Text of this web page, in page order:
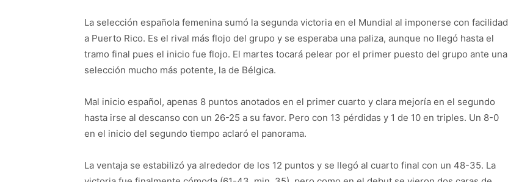
La selección española femenina sumó la segunda victoria en el Mundial al imponerse con facilidad
a Puerto Rico. Es el rival más flojo del grupo y se esperaba una paliza, aunque no llegó hasta el
tramo final pues el inicio fue flojo. El martes tocará pelear por el primer puesto del grupo ante una
selección mucho más potente, la de Bélgica.
Mal inicio español, apenas 8 puntos anotados en el primer cuarto y clara mejoría en el segundo
hasta irse al descanso con un 26-25 a su favor. Pero con 13 pérdidas y 1 de 10 en triples. Un 8-0
en el inicio del segundo tiempo aclaró el panorama.
La ventaja se estabilizó ya alrededor de los 12 puntos y se llegó al cuarto final con un 48-35. La